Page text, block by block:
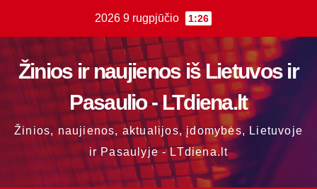
content
2026 9 rugpjūčio 1:26
Žinios ir naujienos iš Lietuvos ir
Pasaulio - LTdiena.lt
Žinios, naujienos, aktualijos, įdomybės, Lietuvoje
ir Pasaulyje - LTdiena.lt